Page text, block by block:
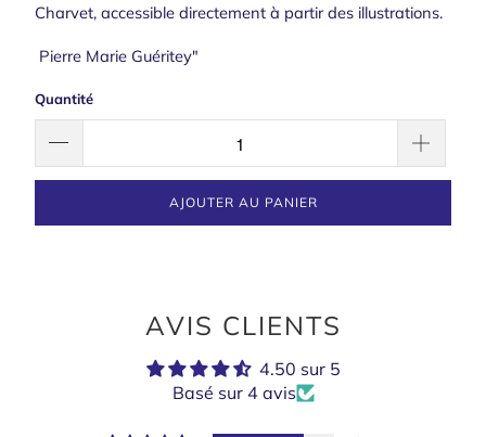
Charvet, accessible directement à partir des illustrations.
Pierre Marie Guéritey"
Quantité
AJOUTER AU PANIER
AVIS CLIENTS
4.50 sur 5
Basé sur 4 avis